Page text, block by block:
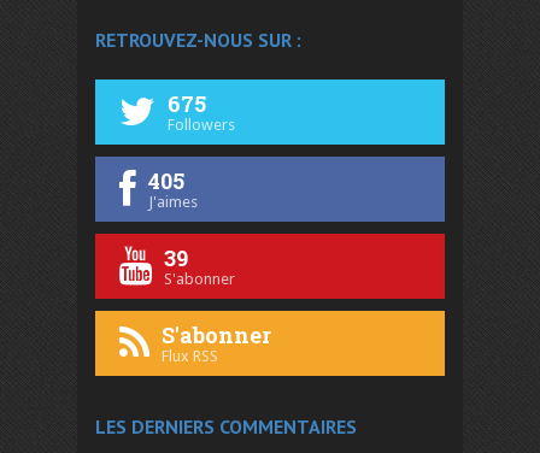
RETROUVEZ-NOUS SUR :
675
Followers
405
J'aimes
39
S'abonner
S'abonner
Flux RSS
LES DERNIERS COMMENTAIRES